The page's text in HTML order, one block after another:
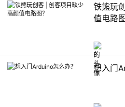
铁熊玩
值电路图
想入门